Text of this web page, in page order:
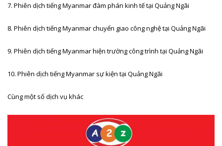
7. Phiên dịch tiếngMyanmar đàm phán kinh tế tại Quảng Ngãi
8. Phiên dịch tiếngMyanmar chuyển giao công nghệ tại Quảng Ngãi
9. Phiên dịch tiếngMyanmar hiện trường công trình tại Quảng Ngãi
10. Phiên dịch tiếngMyanmar sự kiện tại Quảng Ngãi
Cùng một số dịch vụ khác